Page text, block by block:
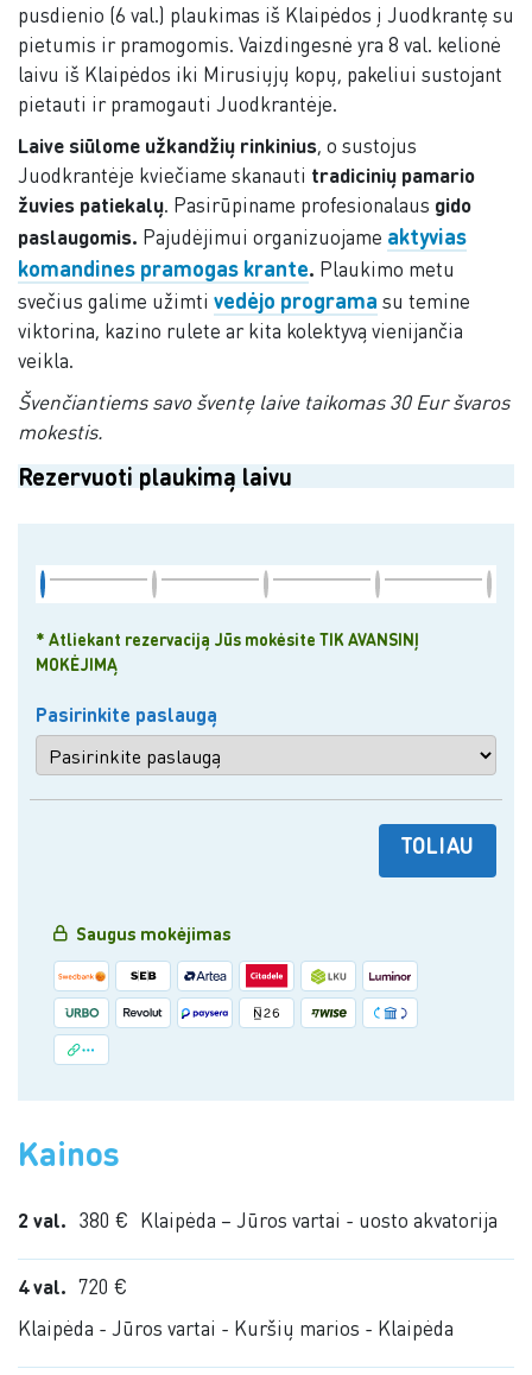
pusdienio (6 val.) plaukimas iš Klaipėdos į Juodkrantę su
pietumis ir pramogomis. Vaizdingesnė yra 8 val. kelionė
laivu iš Klaipėdos iki Mirusiųjų kopų, pakeliui sustojant
pietauti ir pramogauti Juodkrantėje.
Laive siūlome užkandžių rinkinius, o sustojus
Juodkrantėje kviečiame skanauti tradicinių pamario
žuvies patiekalų. Pasirūpiname profesionalaus gido
paslaugomis. Pajudėjimui organizuojame aktyvias
komandines pramogas krante. Plaukimo metu
svečius galime užimti vedėjo programa su temine
viktorina, kazino rulete ar kita kolektyvą vienijančia
veikla.
Švenčiantiems savo šventę laive taikomas 30 Eur švaros
mokestis.
Rezervuoti plaukimą laivu
* Atliekant rezervaciją Jūs mokėsite TIK AVANSINĮ
MOKĖJIMĄ
Pasirinkite paslaugą
TOLIAU
Saugus mokėjimas
Kainos
2 val. 380 € Klaipėda – Jūros vartai - uosto akvatorija
4 val. 720 €
Klaipėda - Jūros vartai - Kuršių marios - Klaipėda